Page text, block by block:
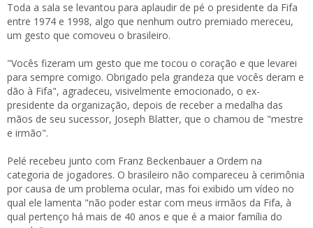
Toda a sala se levantou para aplaudir de pé o presidente da Fifa
entre 1974 e 1998, algo que nenhum outro premiado mereceu,
um gesto que comoveu o brasileiro.
"Vocês fizeram um gesto que me tocou o coração e que levarei
para sempre comigo. Obrigado pela grandeza que vocês deram e
dão à Fifa", agradeceu, visivelmente emocionado, o ex-
presidente da organização, depois de receber a medalha das
mãos de seu sucessor, Joseph Blatter, que o chamou de "mestre
e irmão".
Pelé recebeu junto com Franz Beckenbauer a Ordem na
categoria de jogadores. O brasileiro não compareceu à cerimônia
por causa de um problema ocular, mas foi exibido um vídeo no
qual ele lamenta "não poder estar com meus irmãos da Fifa, à
qual pertenço há mais de 40 anos e que é a maior família do